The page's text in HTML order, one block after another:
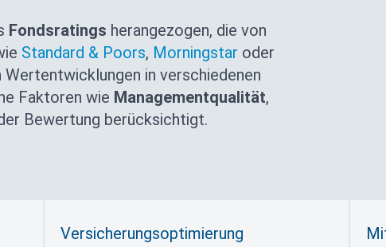
Fondsratings herangezogen, die von
Standard & Poors, Morningstar oder
in verschiedenen
Faktoren wie Managementqualität,
Bewertung berücksichtigt.
Versicherungsoptimierung